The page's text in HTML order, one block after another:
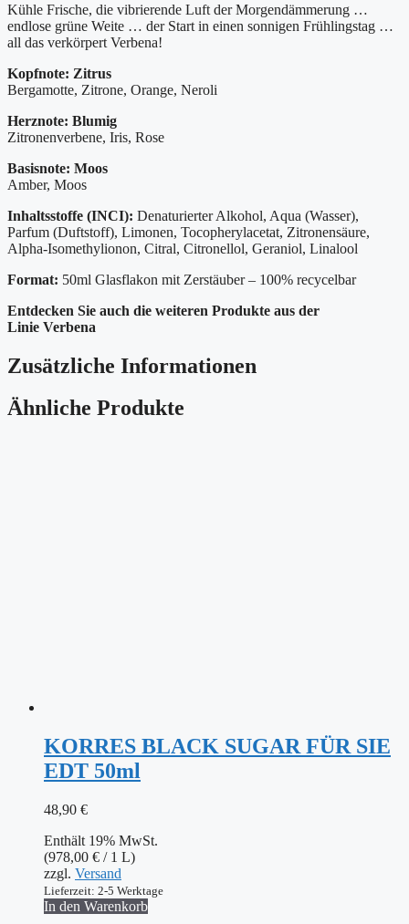
Kühle Frische, die vibrierende Luft der Morgendämmerung …
endlose grüne Weite … der Start in einen sonnigen Frühlingstag …
all das verkörpert Verbena!
Kopfnote: Zitrus
Bergamotte, Zitrone, Orange, Neroli
Herznote: Blumig
Zitronenverbene, Iris, Rose
Basisnote: Moos
Amber, Moos
Inhaltsstoffe (INCI): Denaturierter Alkohol, Aqua (Wasser),
Parfum (Duftstoff), Limonen, Tocopherylacetat, Zitronensäure,
Alpha-Isomethylionon, Citral, Citronellol, Geraniol, Linalool
Format: 50ml Glasflakon mit Zerstäuber – 100% recycelbar
Entdecken Sie auch die weiteren Produkte aus der
Linie Verbena
Zusätzliche Informationen
Ähnliche Produkte
KORRES BLACK SUGAR FÜR SIE
EDT 50ml
48,90 €
Enthält 19% MwSt.
(978,00 € / 1 L)
zzgl. Versand
Lieferzeit: 2-5 Werktage
In den Warenkorb